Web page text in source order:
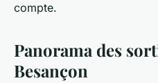
compte.
Panorama des
Besançon